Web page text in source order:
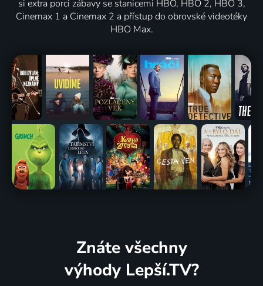
si extra porci zábavy se stanicemi HBO, HBO 2, HBO 3,
Cinemax 1 a Cinemax 2 a přístup do obrovské videotéky
HBO Max.
Znáte všechny
výhody Lepší.TV?